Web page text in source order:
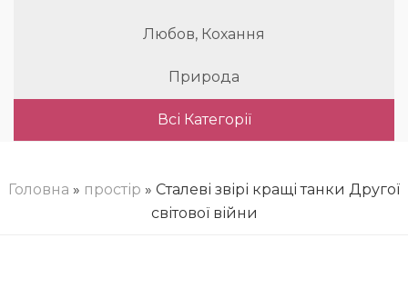
Любов, Кохання
Природа
Всі Категорії
Головна » простір » Сталеві звірі кращі танки Другої
світової війни